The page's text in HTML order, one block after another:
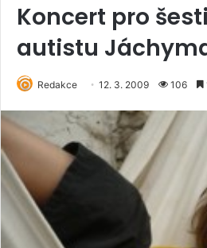
Koncert pro
autistu
Redakce 12. 3. 2009 106